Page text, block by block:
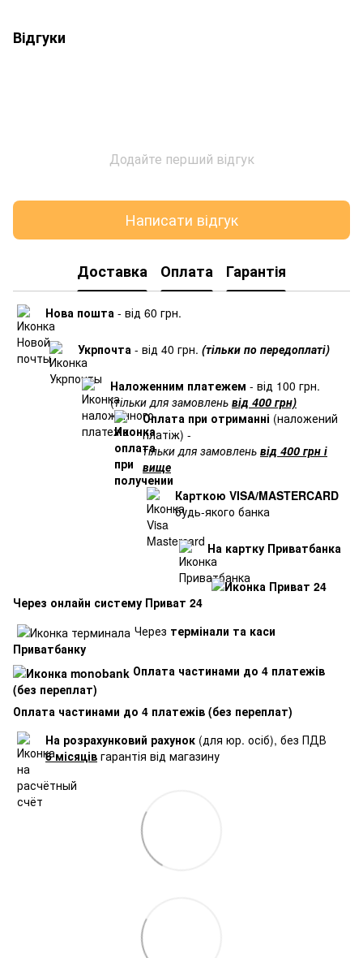
Відгуки
Додайте перший відгук
Написати відгук
Доставка Оплата Гарантія
Нова пошта - від 60 грн.
Укрпочта - від 40 грн. (тільки по передоплаті)
Наложенним платежем - від 100 грн.
(тільки для замовлень від 400 грн)
Оплата при отриманні (наложений
платіж) -
тільки для замовлень від 400 грн і
вище
Карткою VISA/MASTERCARD
будь-якого банка
На картку Приватбанка
Через онлайн систему Приват 24
Через термінали та каси
Приватбанку
Оплата частинами до 4 платежів
(без переплат)
Оплата частинами до 4 платежів (без переплат)
На розрахунковий рахунок (для юр. осіб), без ПДВ
6 місяців гарантія від магазину